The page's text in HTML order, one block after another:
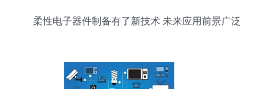
柔性电子器件制备有了新技术 未来应用前景广泛